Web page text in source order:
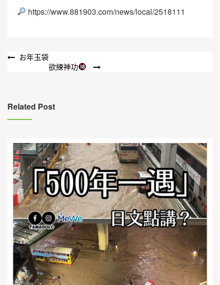
https://www.881903.com/news/local/2518111
文
覽
お年玉袋
欲練神功
Related Post